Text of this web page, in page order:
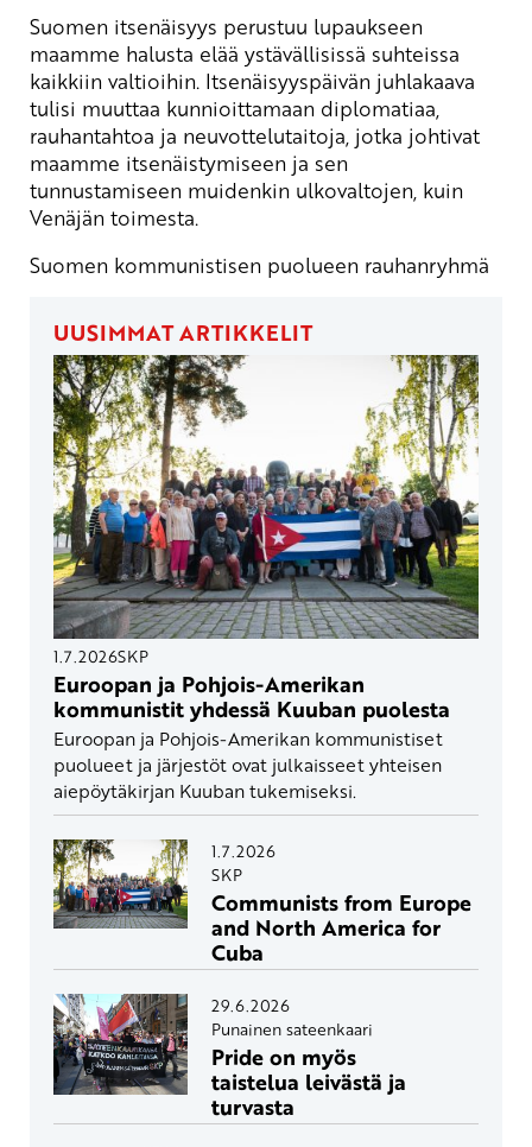
Suomen itsenäisyys perustuu lupaukseen
maamme halusta elää ystävällisissä suhteissa
kaikkiin valtioihin. Itsenäisyyspäivän juhlakaava
tulisi muuttaa kunnioittamaan diplomatiaa,
rauhantahtoa ja neuvottelutaitoja, jotka johtivat
maamme itsenäistymiseen ja sen
tunnustamiseen muidenkin ulkovaltojen, kuin
Venäjän toimesta.
Suomen kommunistisen puolueen rauhanryhmä
UUSIMMAT ARTIKKELIT
1.7.2026SKP
Euroopan ja Pohjois-Amerikan
kommunistit yhdessä Kuuban puolesta
Euroopan ja Pohjois-Amerikan kommunistiset
puolueet ja järjestöt ovat julkaisseet yhteisen
aiepöytäkirjan Kuuban tukemiseksi.
1.7.2026
SKP
Communists from Europe
and North America for
Cuba
29.6.2026
Punainen sateenkaari
Pride on myös
taistelua leivästä ja
turvasta